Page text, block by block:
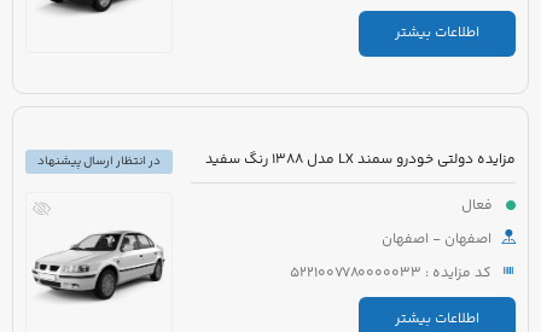
اطلاعات بیشتر
مزایده دولتی خودرو سمند LX مدل 1388 رنگ سفید
فعال
اصفهان - اصفهان
کد مزایده : 5221007780000033
اطلاعات بیشتر
در انتظار ارسال پیشنهاد